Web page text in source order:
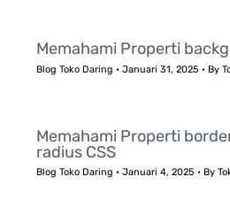
Memahami Properti
Blog Toko Daring •Januari 31, 2025 • By
Memahami Properti
radius CSS
Blog Toko Daring •Januari 4, 2025 • By